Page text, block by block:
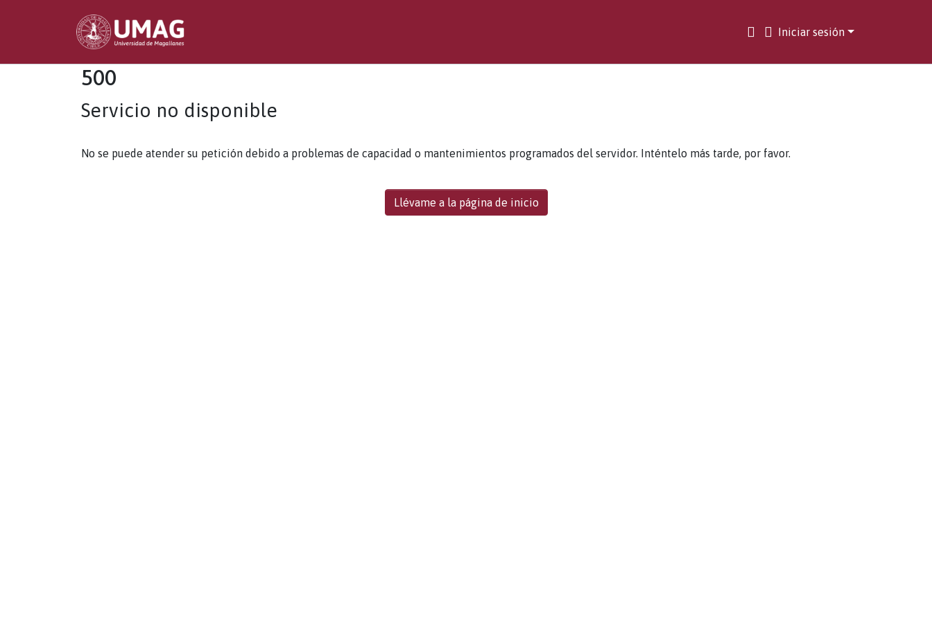
Iniciar sesión
500
Servicio no disponible
No se puede atender su petición debido a problemas de capacidad o mantenimientos programados del servidor. Inténtelo más tarde, por favor.
Llévame a la página de inicio